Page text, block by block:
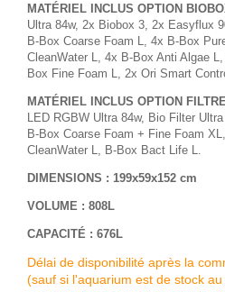
MATÉRIEL INCLUS OPTION
Ultra 84w, 2x Biobox 3, 2x Easyflux
B-Box Coarse Foam L, 4x B-Box
CleanWater L, 4x B-Box Anti Algae
Box Fine Foam L, 2x Ori Smart
MATÉRIEL INCLUS OPTION
LED RGBW Ultra 84w, Bio Filter
B-Box Coarse Foam + Fine Foam
CleanWater L, B-Box Bact Life L.
DIMENSIONS : 199x59x152 cm
VOLUME : 808L
CAPACITÉ : 676L
Délai de disponibilité après la
(sauf si l'aquarium est de stock au